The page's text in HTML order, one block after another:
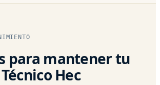
para mantener tu
Hec